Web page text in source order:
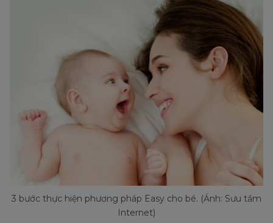
3 bước thực hiện phương pháp Easy cho bé. (Ảnh: Sưu tầm
Internet)